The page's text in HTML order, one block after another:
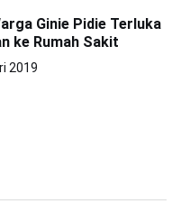
Ginie Pidie Terluka
ke Rumah Sakit
2019